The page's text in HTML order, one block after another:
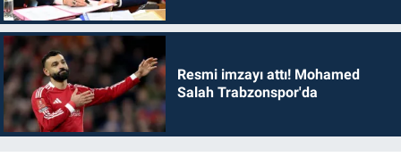
Resmi imzayı attı! Mohamed
Salah Trabzonspor'da